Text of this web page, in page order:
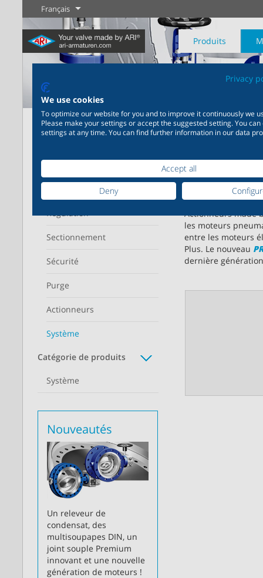
Français
Produits
Nouveautés Régulation
Plus d'information
Industrie
l’industrie – Des systèmes
pour les applications
industrielles les plus
variées
Chimie
chimie – Des solutions
parfaitement coordonnées
en fonction de vos besoins
individuels
Plus d'information
Digital Service
Page d'accueil Produits Système
Moteurs
Actionneurs made
les moteurs
entre les moteurs
Plus. Le nouveau
dernière
Affiche
Domaine d'utilisation
Régulation
Sectionnement
Sécurité
Purge
Actionneurs
Système
Catégorie de produits
Système
Nouveautés
Un releveur de
condensat, des
multisoupapes DIN, un
joint souple Premium
innovant et une nouvelle
génération de moteurs !
Privacy
We use cookies
To optimize our website for you and to improve it continuously we
Please make your settings or accept the suggested setting. You
settings at any time. You can find further information in our data
Accept all
Deny